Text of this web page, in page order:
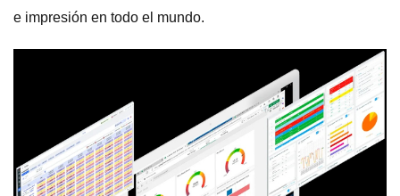
e impresión en todo el mundo.